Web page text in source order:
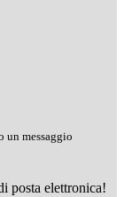
un messaggio
posta elettronica!